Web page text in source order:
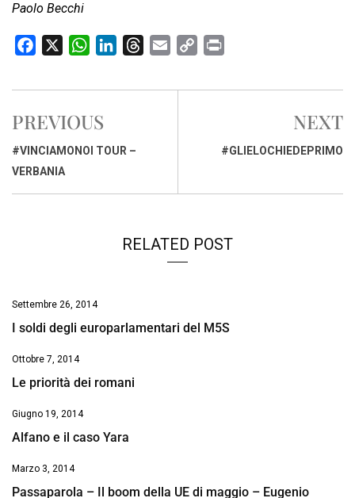
Paolo Becchi
c
b
o
o
W
a
s
A
n
d
r
a
p
i
PREVIOUS
#VINCIAMONOI TOUR –
VERBANIA
NEXT
#GLIELOCHIEDEPRIMO
RELATED POST
Settembre 26, 2014
I soldi degli europarlamentari del M5S
Ottobre 7, 2014
Le priorità dei romani
Giugno 19, 2014
Alfano e il caso Yara
Marzo 3, 2014
Passaparola – Il boom della UE di maggio – Eugenio